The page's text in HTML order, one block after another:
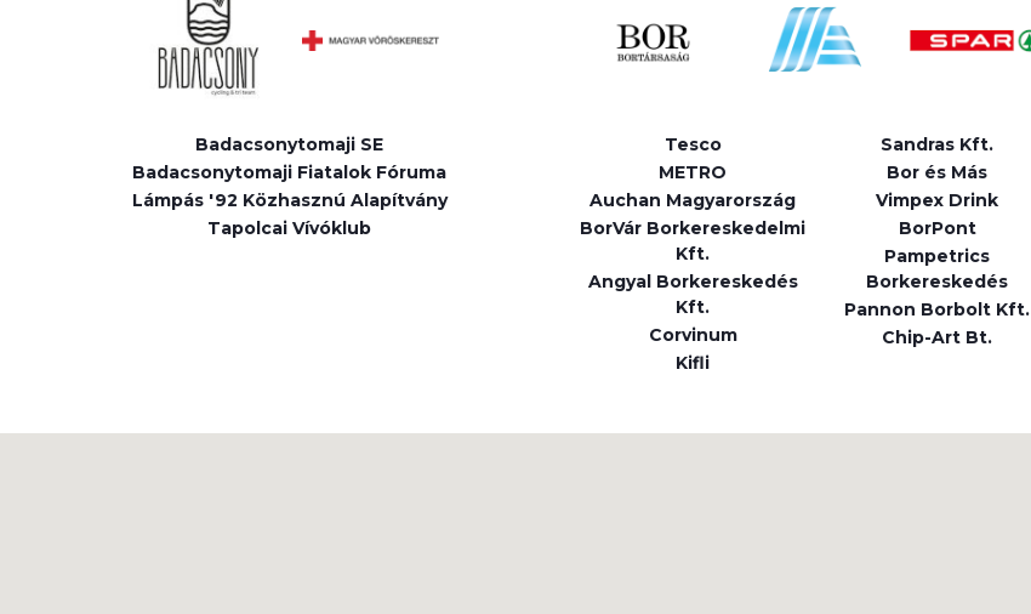
Badacsonytomaji SE
Badacsonytomaji Fiatalok Fóruma
Lámpás '92 Közhasznú Alapítvány
Tapolcai Vívóklub
Tesco
METRO
Auchan Magyarország
BorVár Borkereskedelmi
Kft.
Angyal Borkereskedés
Kft.
Corvinum
Kifli
Sandras Kft.
Bor és Más
Vimpex Drink
BorPont
Pampetrics
Borkereskedés
Pannon Borbolt Kft.
Chip-Art Bt.